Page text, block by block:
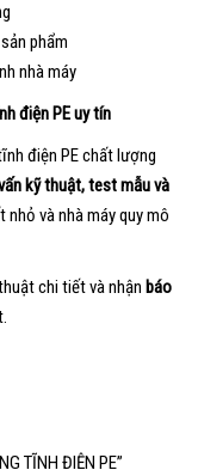
phẩm
nhà máy
điện PE uy tín
điện PE chất lượng
kỹ thuật, test mẫu và
và nhà máy quy mô
chi tiết và nhận báo
TĨNH ĐIỆN PE”